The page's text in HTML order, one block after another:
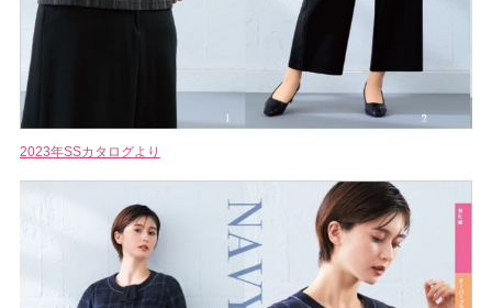
2023年SSカタログより